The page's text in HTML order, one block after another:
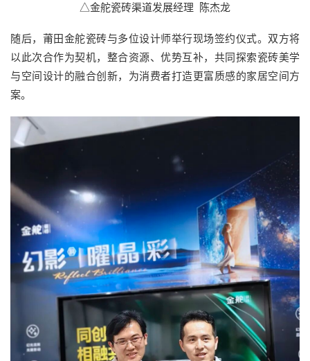
△金舵瓷砖渠道发展经理 陈杰龙
随后，莆田金舵瓷砖与多位设计师举行现场签约仪式。双方将
以此次合作为契机，整合资源、优势互补，共同探索瓷砖美学
与空间设计的融合创新，为消费者打造更富质感的家居空间方
案。